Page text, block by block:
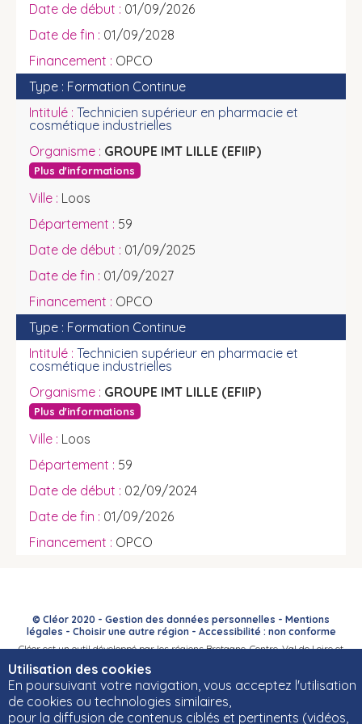
Utilisation des cookies
En poursuivant votre navigation, vous acceptez l'utilisation
de cookies ou technologies similaires,
pour la diffusion de contenus ciblés et pertinents (vidéos,
01/09/2026
01/09/2028
OPCO
Formation Continue
Technicien supérieur en pharmacie et
cosmétique industrielles
GROUPE IMT LILLE (EFIIP)
Plus d'informations
Loos
59
01/09/2025
01/09/2027
OPCO
Formation Continue
Technicien supérieur en pharmacie et
cosmétique industrielles
GROUPE IMT LILLE (EFIIP)
Plus d'informations
Loos
59
02/09/2024
01/09/2026
OPCO
© Cléor 2020 - Gestion des données personnelles - Mentions
légales - Choisir une autre région- Accessibilité : non conforme
Cléor est un outil développé par les régions Bretagne, Centre-Val de Loire et